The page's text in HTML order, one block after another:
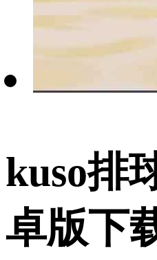
kuso排
卓版下